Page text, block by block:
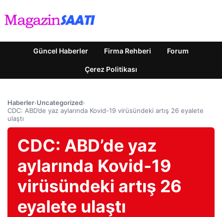
Güncel Haberler Firma Rehberi Forum
Çerez Politikası
Haberler›Uncategorized›
CDC: ABD’de yaz aylarında Kovid-19 virüsündeki artış 26 eyalete
ulaştı
CDC: ABD’de yaz
aylarında Kovid-19
virüsündeki artış 26
eyalete ulaştı